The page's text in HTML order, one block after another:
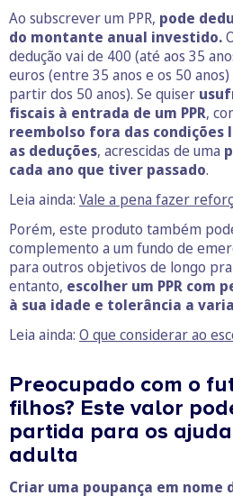
Ao subscrever um PPR, pode
do montante anual investido.
dedução vai de 400 (até aos 35
euros (entre 35 anos e os 50
partir dos 50 anos). Se quiser
fiscais à entrada de um PPR,
reembolso fora das condições
as deduções, acrescidas de uma
cada ano que tiver passado.
Leia ainda: Vale a pena fazer
Porém, este produto também
complemento a um fundo de
para outros objetivos de longo
entanto, escolher um PPR com
à sua idade e tolerância a
Leia ainda: O que considerar ao
Preocupado com o
filhos? Este valor
partida para os
adulta
Criar uma poupança em nome